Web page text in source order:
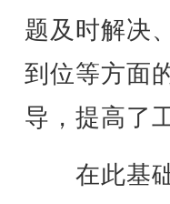
题及时解决
到位等方面
导，提高了
在此基础